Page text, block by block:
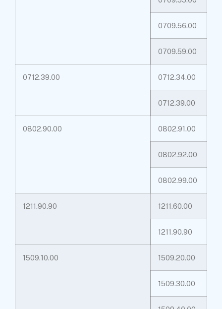
0709.56.00
0709.59.00
0712.39.00 0712.34.00
0712.39.00
0802.90.00 0802.91.00
0802.92.00
0802.99.00
1211.90.90 1211.60.00
1211.90.90
1509.10.00 1509.20.00
1509.30.00